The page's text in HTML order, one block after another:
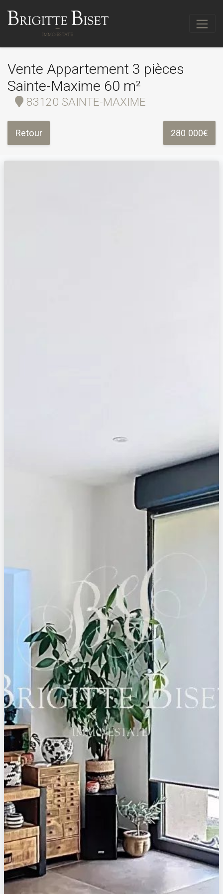
Vente Appartement 3 pièces
Sainte-Maxime 60 m²
83120 SAINTE-MAXIME
Retour 280 000€